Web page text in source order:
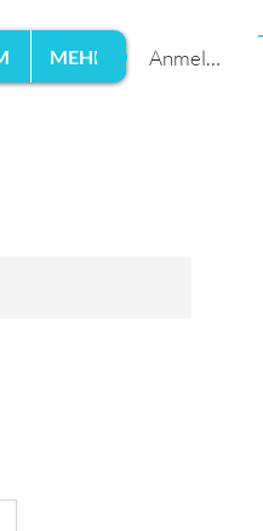
MEHR Anmelden